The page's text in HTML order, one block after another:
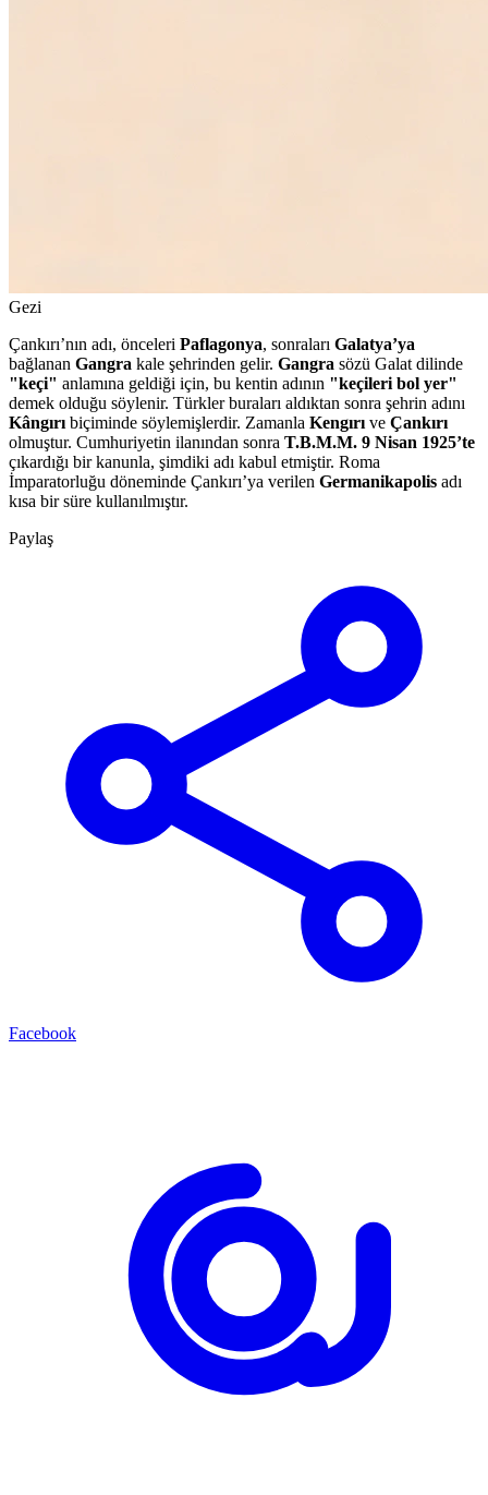
Gezi
Çankırı’nın adı, önceleri Paflagonya, sonraları Galatya’ya
bağlanan Gangra kale şehrinden gelir. Gangra sözü Galat dilinde
"keçi" anlamına geldiği için, bu kentin adının "keçileri bol yer"
demek olduğu söylenir. Türkler buraları aldıktan sonra şehrin adını
Kângırıbiçiminde söylemişlerdir. Zamanla Kengırıve Çankırı
olmuştur. Cumhuriyetin ilanından sonra T.B.M.M. 9 Nisan 1925’te
çıkardığı bir kanunla, şimdiki adı kabul etmiştir. Roma
İmparatorluğu döneminde Çankırı’ya verilen Germanikapolis adı
kısa bir süre kullanılmıştır.
Paylaş
Facebook